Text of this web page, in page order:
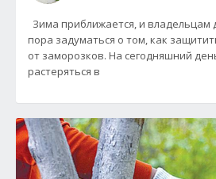
Зима приближается, и владельцам
пора задуматься о том, как
от заморозков. На сегодняшний
растеряться в